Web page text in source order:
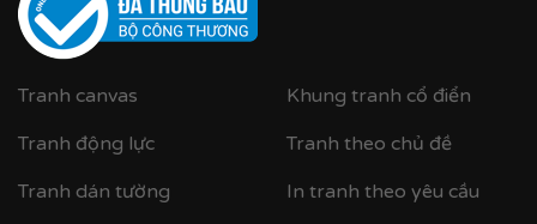
Cận cảnh khung nhựa composite bản khung nhỏ
Tranh canvas
Tranh động lực
Tranh dán tường
Khung tranh cổ điển
Tranh theo chủ đề
In tranh theo yêu cầu